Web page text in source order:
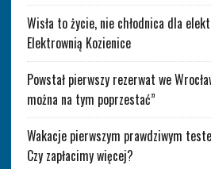
Wisła to życie, nie chłodnica dla
Elektrownią Kozienice
Powstał pierwszy rezerwat we
można na tym poprzestać”
Wakacje pierwszym prawdziwym
Czy zapłacimy więcej?